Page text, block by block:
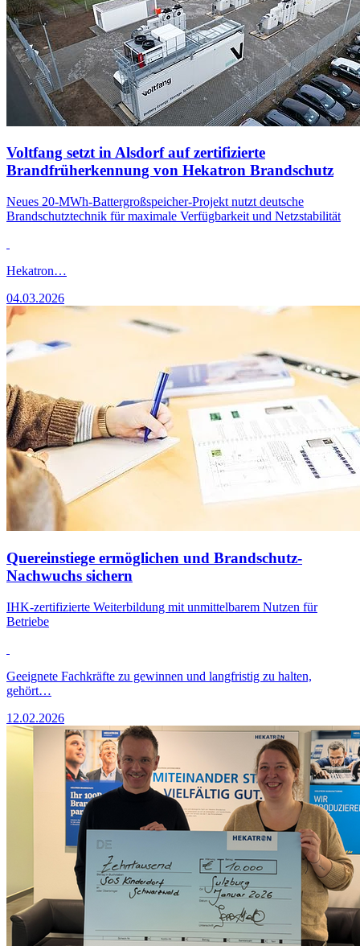
Voltfang setzt in Alsdorf auf zertifizierte
Brandfrüherkennung von Hekatron Brandschutz
Neues 20-MWh-Battergroßspeicher-Projekt nutzt deutsche
Brandschutztechnik für maximale Verfügbarkeit und Netzstabilität
Hekatron…
04.03.2026
Quereinstiege ermöglichen und Brandschutz-
Nachwuchs sichern
IHK-zertifizierte Weiterbildung mit unmittelbarem Nutzen für
Betriebe
Geeignete Fachkräfte zu gewinnen und langfristig zu halten,
gehört…
12.02.2026